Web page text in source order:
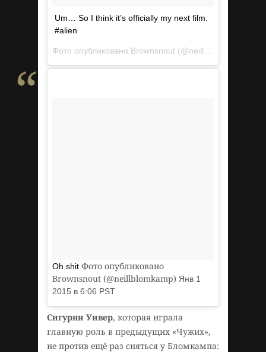
Um… So I think it’s officially my next film.
#alien
Oh shit Фото опубликовано
Brownsnout (@neillblomkamp) Янв 1
2015 в 6:06 PST
Сигурни Уивер, которая играла
главную роль в предыдущих «Чужих»,
не против ещё раз сняться у Бломкампа: